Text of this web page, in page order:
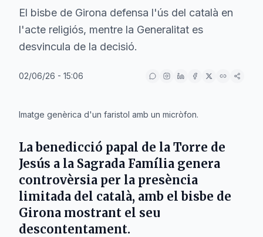
El bisbe de Girona defensa l'ús del català en
l'acte religiós, mentre la Generalitat es
desvincula de la decisió.
02/06/26 - 15:06
Imatge genèrica d'un faristol amb un micròfon.
La benedicció papal de la Torre de
Jesús a la Sagrada Família genera
controvèrsia per la presència
limitada del català, amb el bisbe de
Girona mostrant el seu
descontentament.